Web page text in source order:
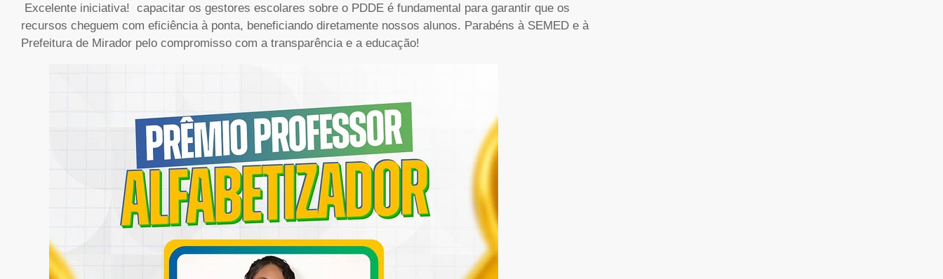
Excelente iniciativa! capacitar os gestores escolares sobre o PDDE é fundamental para garantir que os
recursos cheguem com eficiência à ponta, beneficiando diretamente nossos alunos. Parabéns à SEMED e à
Prefeitura de Mirador pelo compromisso com a transparência e a educação!